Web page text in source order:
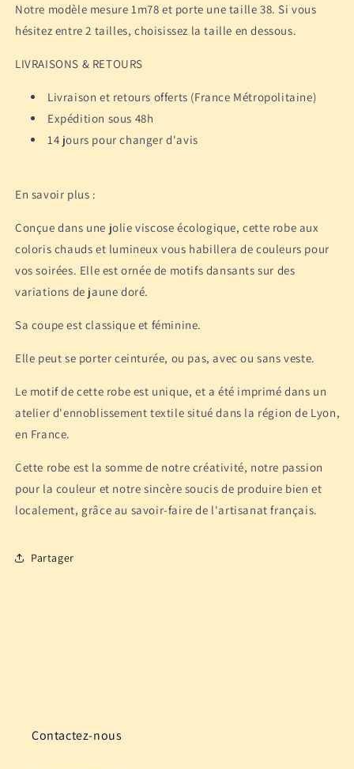
Notre modèle mesure 1m78 et porte une taille 38. Si vous
hésitez entre 2 tailles, choisissez la taille en dessous.
LIVRAISONS & RETOURS
Livraison et retours offerts (France Métropolitaine)
Expédition sous 48h
14 jours pour changer d'avis
En savoir plus :
Conçue dans une jolie viscose écologique, cette robe aux
coloris chauds et lumineux vous habillera de couleurs pour
vos soirées. Elle est ornée de motifs dansants sur des
variations de jaune doré.
Sa coupe est classique et féminine.
Elle peut se porter ceinturée, ou pas, avec ou sans veste.
Le motif de cette robe est unique, et a été imprimé dans un
atelier d'ennoblissement textile situé dans la région de Lyon,
en France.
Cette robe est la somme de notre créativité, notre passion
pour la couleur et notre sincère soucis de produire bien et
localement, grâce au savoir-faire de l'artisanat français.
Partager
Contactez-nous